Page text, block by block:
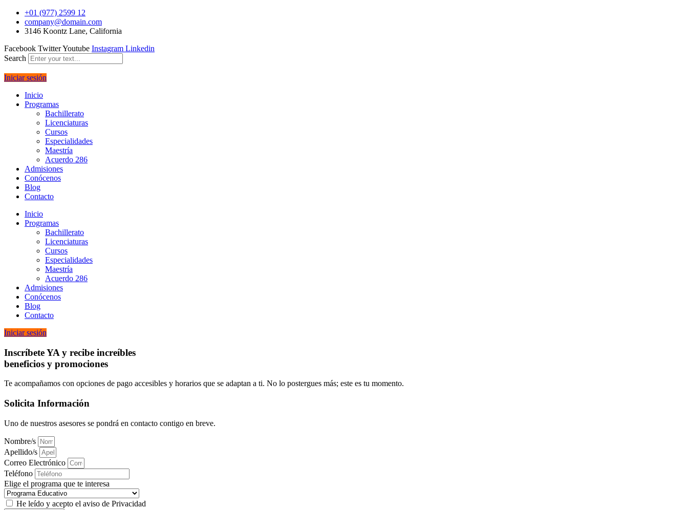
+01 (977) 2599 12
company@domain.com
3146 Koontz Lane, California
Facebook TwitterYoutube Instagram Linkedin
Search
Iniciar sesión
Inicio
Programas
Bachillerato
Licenciaturas
Cursos
Especialidades
Maestría
Acuerdo 286
Admisiones
Conócenos
Blog
Contacto
Inicio
Programas
Bachillerato
Licenciaturas
Cursos
Especialidades
Maestría
Acuerdo 286
Admisiones
Conócenos
Blog
Contacto
Iniciar sesión
Inscríbete YA y recibe increíbles
beneficios y promociones
Te acompañamos con opciones de pago accesibles y horarios que se adaptan a ti. No lo postergues más; este es tu momento.
Solicita Información
Uno de nuestros asesores se pondrá en contacto contigo en breve.
Nombre/s
Apellido/s
Correo Electrónico
Teléfono
Elige el programa que te interesa
He leído y acepto el aviso de Privacidad